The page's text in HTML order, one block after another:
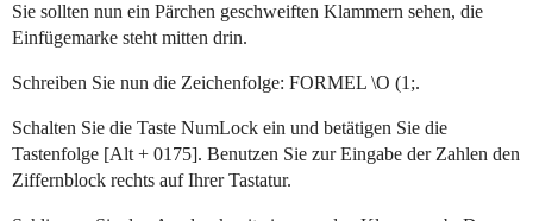
Sie sollten nun ein Pärchen geschweiften Klammern sehen, die
Einfügemarke steht mitten drin.
Schreiben Sie nun die Zeichenfolge: FORMEL \O (1;.
Schalten Sie die Taste NumLock ein und betätigen Sie die
Tastenfolge [Alt + 0175]. Benutzen Sie zur Eingabe der Zahlen den
Ziffernblock rechts auf Ihrer Tastatur.